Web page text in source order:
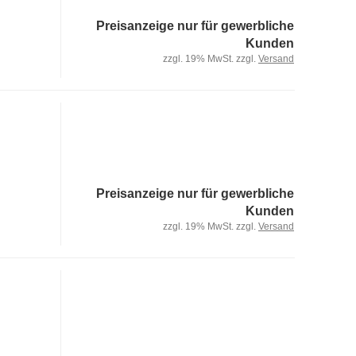
Preisanzeige nur für gewerbliche
Kunden
zzgl. 19% MwSt. zzgl. Versand
Preisanzeige nur für gewerbliche
Kunden
zzgl. 19% MwSt. zzgl. Versand